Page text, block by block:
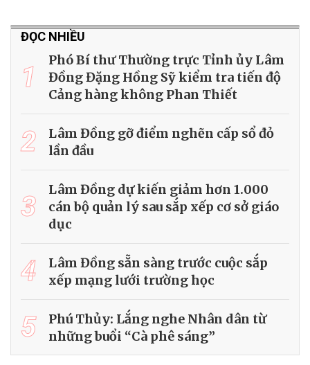
ĐỌC NHIỀU
1
Phó Bí thư Thường trực Tỉnh ủy Lâm
Đồng Đặng Hồng Sỹ kiểm tra tiến độ
Cảng hàng không Phan Thiết
2
Lâm Đồng gỡ điểm nghẽn cấp sổ đỏ
lần đầu
3
Lâm Đồng dự kiến giảm hơn 1.000
cán bộ quản lý sau sắp xếp cơ sở giáo
dục
4
Lâm Đồng sẵn sàng trước cuộc sắp
xếp mạng lưới trường học
5
Phú Thủy: Lắng nghe Nhân dân từ
những buổi “Cà phê sáng”